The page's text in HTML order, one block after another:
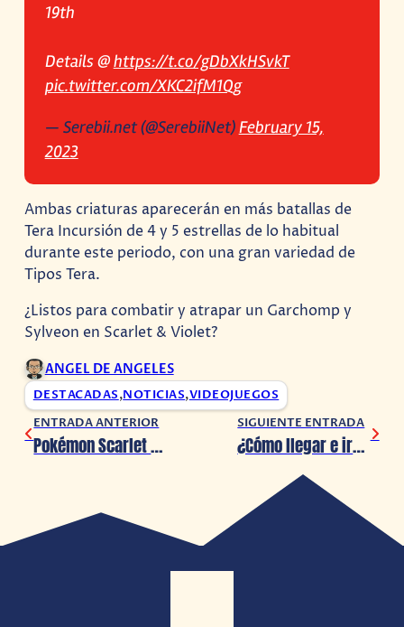
19th
Details @https://t.co/gDbXkHSvkT
pic.twitter.com/XKC2ifM1Qg
— Serebii.net (@SerebiiNet)February 15,
2023
Ambas criaturas aparecerán en más batallas de
Tera Incursión de 4 y 5 estrellas de lo habitual
durante este periodo, con una gran variedad de
Tipos Tera.
¿Listos para combatir y atrapar un Garchomp y
Sylveon en Scarlet & Violet?
ANGEL DE ANGELES
DESTACADAS,NOTICIAS,VIDEOJUEGOS
ENTRADA ANTERIOR
Pokémon Scarlet & Violet: Garganacl llegará vía Regalo Misterioso
SIGUIENTE ENTRADA
¿Cómo llegar e irse del EDC 2023?